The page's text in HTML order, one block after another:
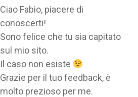
Ciao Fabio, piacere di
conoscerti!
Sono felice che tu sia capitato
sul mio sito.
Il caso non esiste
Grazie per il tuo feedback, è
molto prezioso per me.